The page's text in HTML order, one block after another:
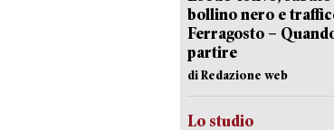
bollino nero e
Ferragosto –
partire
di Redazione web
Lo studio